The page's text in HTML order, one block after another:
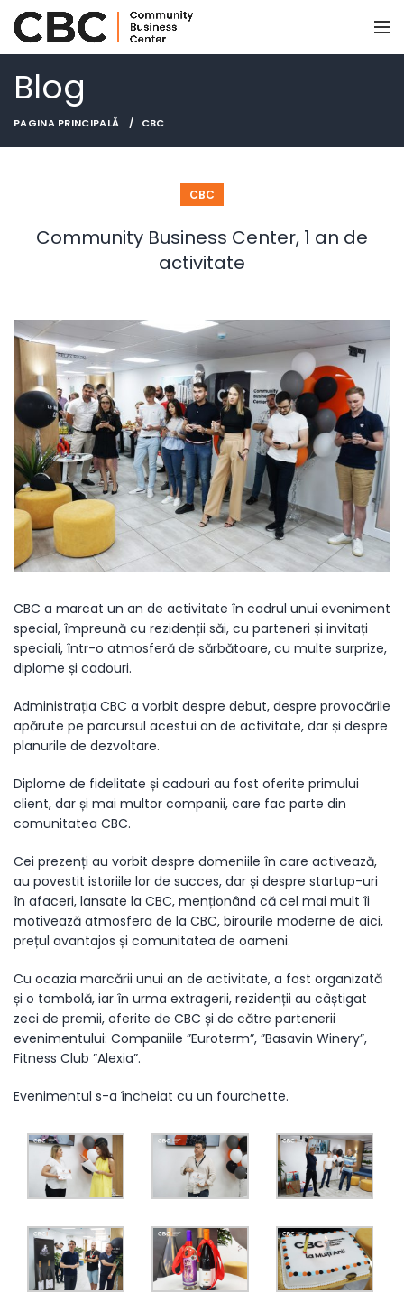
Blog
PAGINA PRINCIPALĂ CBC
CBC
Community Business Center, 1 an de
activitate
CBC a marcat un an de activitate în cadrul unui eveniment
special, împreună cu rezidenții săi, cu parteneri și invitați
speciali, într-o atmosferă de sărbătoare, cu multe surprize,
diplome și cadouri.
Administrația CBC a vorbit despre debut, despre provocările
apărute pe parcursul acestui an de activitate, dar și despre
planurile de dezvoltare.
Diplome de fidelitate și cadouri au fost oferite primului
client, dar și mai multor companii, care fac parte din
comunitatea CBC.
Cei prezenți au vorbit despre domeniile în care activează,
au povestit istoriile lor de succes, dar și despre startup-uri
în afaceri, lansate la CBC, menționând că cel mai mult îi
motivează atmosfera de la CBC, birourile moderne de aici,
prețul avantajos și comunitatea de oameni.
Cu ocazia marcării unui an de activitate, a fost organizată
și o tombolă, iar în urma extragerii, rezidenții au câștigat
zeci de premii, oferite de CBC și de către partenerii
evenimentului: Companiile ”Euroterm”, ”Basavin Winery”,
Fitness Club ”Alexia”.
Evenimentul s-a încheiat cu un fourchette.